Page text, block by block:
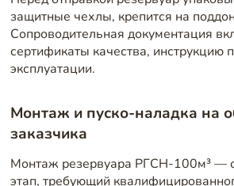
защитные чехлы, крепится на
Сопроводительная документация
сертификаты качества, инструкцию
эксплуатации.
Монтаж и пуско-наладка на
заказчика
Монтаж резервуара РГСН-100м³ —
этап, требующий